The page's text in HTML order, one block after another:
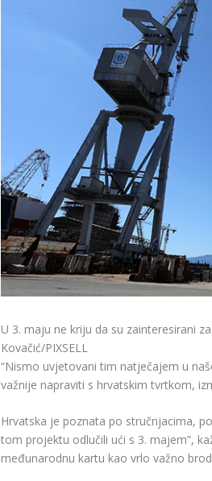
U 3. maju ne kriju da su zainteresirani
Kovačić/PIXSELL
“Nismo uvjetovani tim natječajem u
važnije napraviti s hrvatskim tvrtkom,
Hrvatska je poznata po stručnjacima,
tom projektu odlučili ući s 3. majem”,
međunarodnu kartu kao vrlo važno